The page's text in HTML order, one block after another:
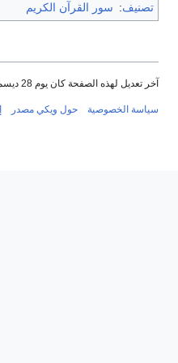
تصنيف: سور القرآن الكريم
آخر تعديل لهذه الصفحة كان يوم 28 ديسمبر 2006، الساعة 12:21.
سياسة الخصوصية حول ويكي مصدر